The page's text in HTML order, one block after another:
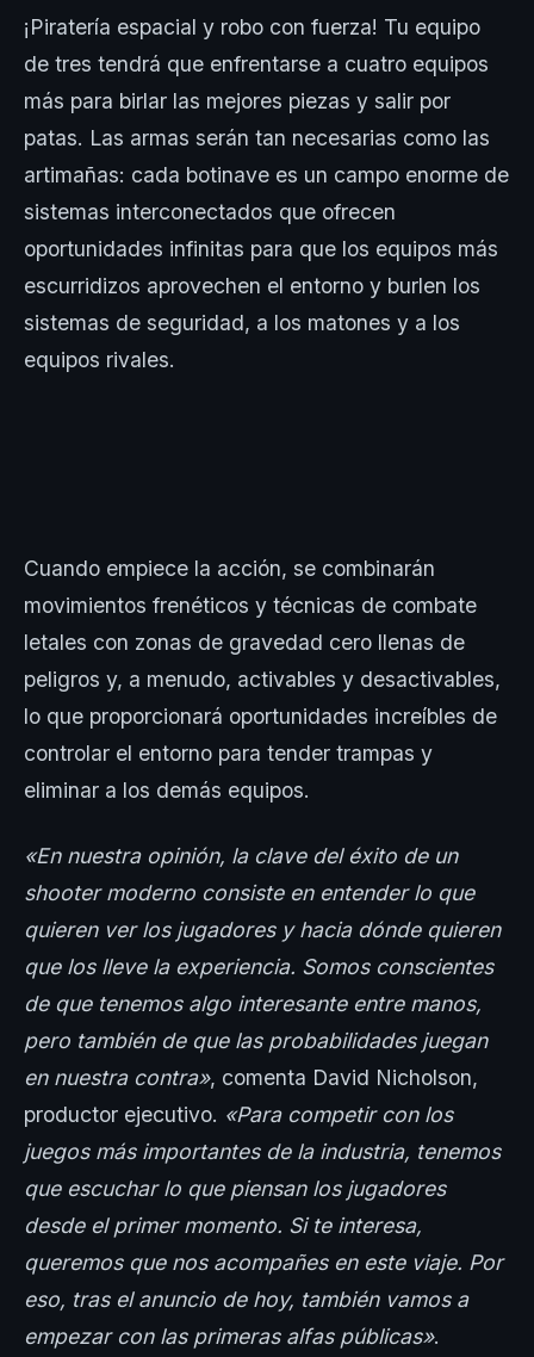
¡Piratería espacial y robo con fuerza! Tu equipo
de tres tendrá que enfrentarse a cuatro equipos
más para birlar las mejores piezas y salir por
patas. Las armas serán tan necesarias como las
artimañas: cada botinave es un campo enorme de
sistemas interconectados que ofrecen
oportunidades infinitas para que los equipos más
escurridizos aprovechen el entorno y burlen los
sistemas de seguridad, a los matones y a los
equipos rivales.
Cuando empiece la acción, se combinarán
movimientos frenéticos y técnicas de combate
letales con zonas de gravedad cero llenas de
peligros y, a menudo, activables y desactivables,
lo que proporcionará oportunidades increíbles de
controlar el entorno para tender trampas y
eliminar a los demás equipos.
«En nuestra opinión, la clave del éxito de un
shooter moderno consiste en entender lo que
quieren ver los jugadores y hacia dónde quieren
que los lleve la experiencia. Somos conscientes
de que tenemos algo interesante entre manos,
pero también de que las probabilidades juegan
en nuestra contra», comenta David Nicholson,
productor ejecutivo. «Para competir con los
juegos más importantes de la industria, tenemos
que escuchar lo que piensan los jugadores
desde el primer momento. Si te interesa,
queremos que nos acompañes en este viaje. Por
eso, tras el anuncio de hoy, también vamos a
empezar con las primeras alfas públicas».